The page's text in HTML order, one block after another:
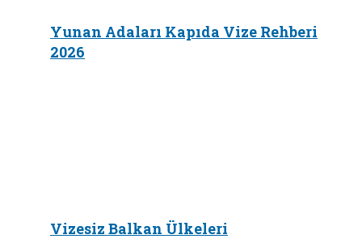
Yunan Adaları Kapıda Vize Rehberi
2026
Vizesiz Balkan Ülkeleri